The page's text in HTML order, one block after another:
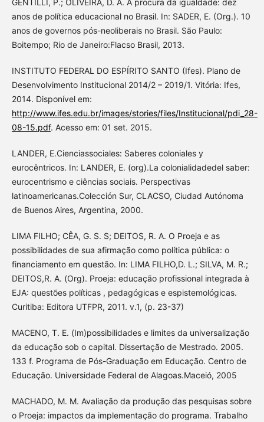
anos de política educacional no Brasil. In: SADER, E. (Org.). 10
anos de governos pós-neoliberais no Brasil. São Paulo:
Boitempo; Rio de Janeiro:Flacso Brasil, 2013.
INSTITUTO FEDERAL DO ESPÍRITO SANTO (Ifes). Plano de
Desenvolvimento Institucional 2014/2 – 2019/1. Vitória: Ifes,
2014. Disponível em:
http://www.ifes.edu.br/images/stories/files/Institucional/pdi_28-
08-15.pdf. Acesso em: 01 set. 2015.
LANDER, E.Cienciassociales: Saberes coloniales y
eurocêntricos. In: LANDER, E. (org).La colonialidadedel saber:
eurocentrismo e ciências sociais. Perspectivas
latinoamericanas.Colección Sur, CLACSO, Ciudad Autónoma
de Buenos Aires, Argentina, 2000.
LIMA FILHO; CÊA, G. S. S; DEITOS, R. A. O Proeja e as
possibilidades de sua afirmação como política pública: o
financiamento em questão. In: LIMA FILHO,D. L.; SILVA, M. R.;
DEITOS,R. A. (Org). Proeja: educação profissional integrada à
EJA: questões políticas , pedagógicas e espistemológicas.
Curitiba: Editora UTFPR, 2011. v.1, (p. 23-37)
MACENO, T. E. (Im)possibilidades e limites da universalização
da educação sob o capital. Dissertação de Mestrado. 2005.
133 f. Programa de Pós-Graduação em Educação. Centro de
Educação. Universidade Federal de Alagoas.Maceió, 2005
MACHADO, M. M. Avaliação da produção das pesquisas sobre
o Proeja: impactos da implementação do programa. Trabalho